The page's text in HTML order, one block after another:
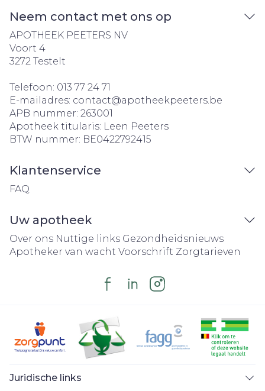
Neem contact met ons op
APOTHEEK PEETERS NV
Voort 4
3272 Testelt
Telefoon: 013 77 24 71
E-mailadres: contact@apotheekpeeters.be
APB nummer: 263001
Apotheek titularis: Leen Peeters
BTW nummer: BE0422792415
Klantenservice
FAQ
Uw apotheek
Over ons Nuttige links Gezondheidsnieuws
Apotheker van wacht Voorschrift Zorgtarieven
Juridische links